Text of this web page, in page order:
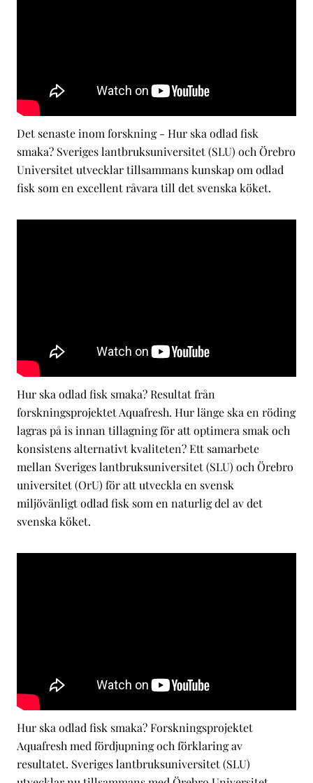
Det senaste inom forskning - Hur ska odlad fisk
smaka? Sveriges lantbruksuniversitet (SLU) och Örebro
Universitet utvecklar tillsammans kunskap om odlad
fisk som en excellent råvara till det svenska köket.
Hur ska odlad fisk smaka? Resultat från
forskningsprojektet Aquafresh. Hur länge ska en röding
lagras på is innan tillagning för att optimera smak och
konsistens alternativt kvaliteten? Ett samarbete
mellan Sveriges lantbruksuniversitet (SLU) och Örebro
universitet (OrU) för att utveckla en svensk
miljövänligt odlad fisk som en naturlig del av det
svenska köket.
Hur ska odlad fisk smaka? Forskningsprojektet
Aquafresh med fördjupning och förklaring av
resultatet. Sveriges lantbruksuniversitet (SLU)